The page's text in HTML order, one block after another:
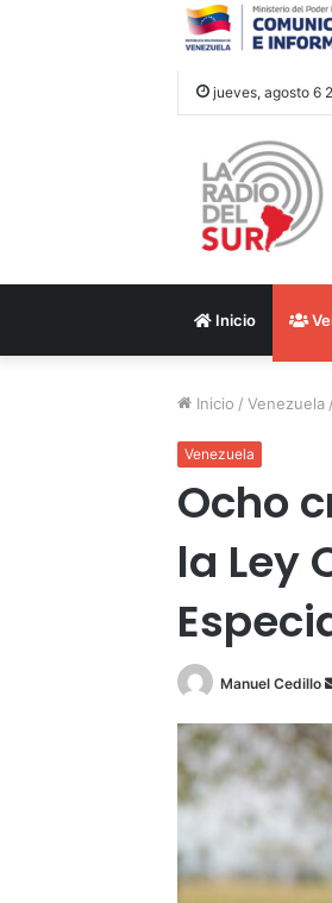
jueves, agosto 6
Inicio
Inicio / Venezuela /
Venezuela
Ocho
la Ley
Manuel Cedillo